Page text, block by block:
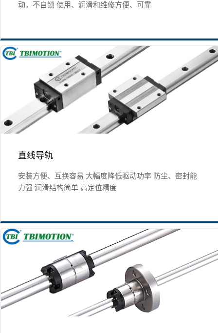
动，不自锁 使用、润滑和维修方便、可靠
直线导轨
安装方便、互换容易 大幅度降低驱动功率 防尘、密封能
力强 润滑结构简单 高定位精度